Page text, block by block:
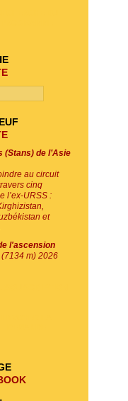
(Stans) de l’Asie
au circuit
cinq
l’ex-URSS :
et
l'ascension
m) 2026